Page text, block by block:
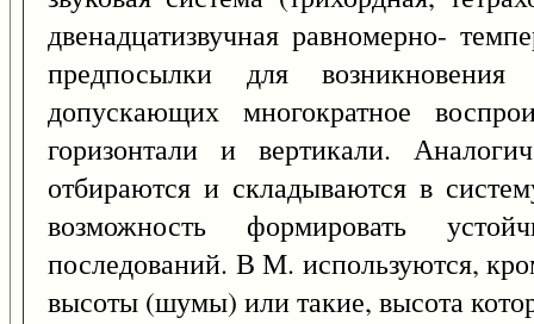
двенадцатизвучная равномерно-
предпосылки для
допускающих многократное
горизонтали и вертикали.
отбираются и складываются в
возможность формировать
последований. В М. используются,
высоты (шумы) или такие, высота